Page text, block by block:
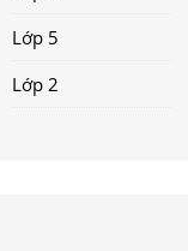
Lớp 5
Lớp 2